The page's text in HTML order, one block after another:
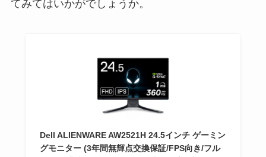
てみてはいかがでしょうか。
Dell ALIENWARE AW2521H 24.5インチ ゲーミン
グモニター (3年間無輝点交換保証/FPS向き/フル